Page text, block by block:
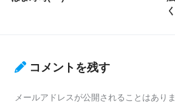
コメントを残す
メールアドレスが公開されることはありま